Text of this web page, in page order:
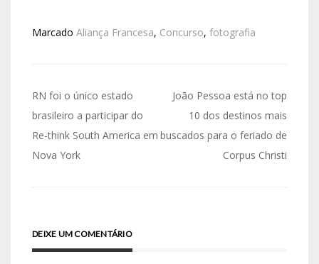
Marcado Aliança Francesa, Concurso, fotografia
RN foi o único estado
brasileiro a participar do
Re-think South America em
Nova York
João Pessoa está no top
10 dos destinos mais
buscados para o feriado de
Corpus Christi
DEIXE UM COMENTÁRIO